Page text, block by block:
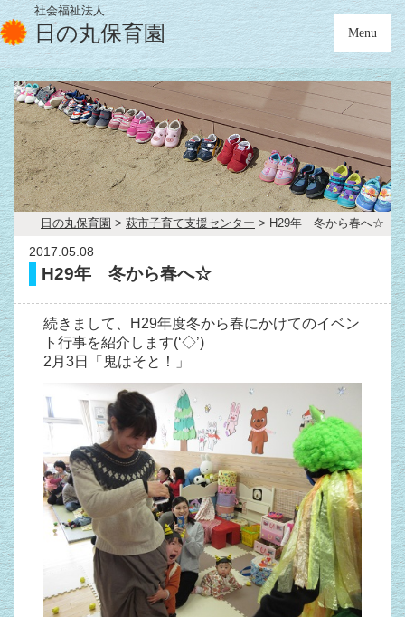
社会福祉法人
日の丸保育園 Menu
日の丸保育園 > 萩市子育て支援センター > H29年 冬から春へ☆
2017.05.08
H29年 冬から春へ☆
続きまして、H29年度冬から春にかけてのイベン
ト行事を紹介します(‘◇’)ゞ
2月3日「鬼はそと！」